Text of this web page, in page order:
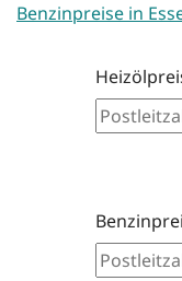
Benzinpreise in